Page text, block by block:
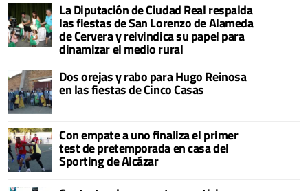
La Diputación de Ciudad Real respalda
las fiestas de San Lorenzo de Alameda
de Cervera y reivindica su papel para
dinamizar el medio rural
Dos orejas y rabo para Hugo Reinosa
en las fiestas de Cinco Casas
Con empate a uno finaliza el primer
test de pretemporada en casa del
Sporting de Alcázar